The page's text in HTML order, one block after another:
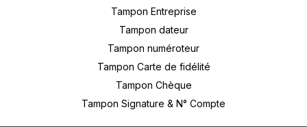
Tampon Entreprise
Tampon dateur
Tampon numéroteur
Tampon Carte de fidélité
Tampon Chèque
Tampon Signature & N° Compte